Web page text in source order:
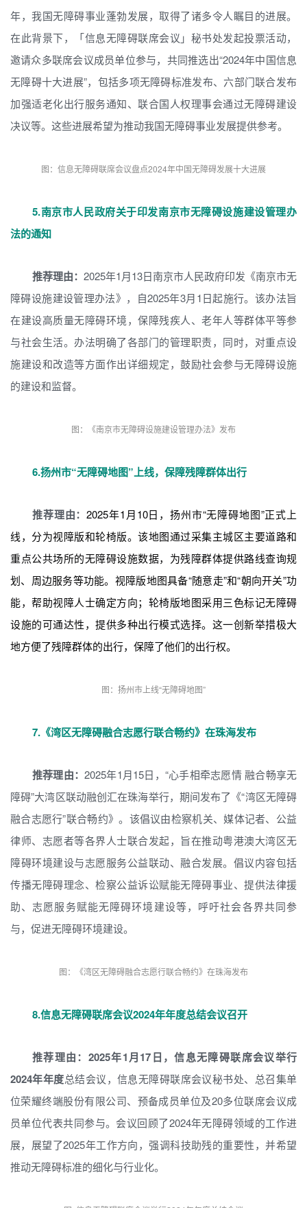
年，我国无障碍事业蓬勃发展，取得了诸多令人瞩目的进展。
在此背景下，「信息无障碍联席会议」秘书处发起投票活动，
邀请众多联席会议成员单位参与，共同推选出“2024年中国信息
无障碍十大进展”，包括多项无障碍标准发布、六部门联合发布
加强适老化出行服务通知、联合国人权理事会通过无障碍建设
决议等。这些进展希望为推动我国无障碍事业发展提供参考。
图：信息无障碍联席会议盘点2024年中国无障碍发展十大进展
5.南京市人民政府关于印发南京市无障碍设施建设管理办
法的通知
推荐理由： 2025年1月13日南京市人民政府印发《南京市无
障碍设施建设管理办法》，自2025年3月1日起施行。该办法旨
在建设高质量无障碍环境，保障残疾人、老年人等群体平等参
与社会生活。办法明确了各部门的管理职责，同时，对重点设
施建设和改造等方面作出详细规定，鼓励社会参与无障碍设施
的建设和监督。
图：《南京市无障碍设施建设管理办法》发布
6.扬州市“无障碍地图”上线，保障残障群体出行
推荐理由：2025年1月10日，扬州市“无障碍地图”正式上
线，分为视障版和轮椅版。该地图通过采集主城区主要道路和
重点公共场所的无障碍设施数据，为残障群体提供路线查询规
划、周边服务等功能。视障版地图具备“随意走”和“朝向开关”功
能，帮助视障人士确定方向；轮椅版地图采用三色标记无障碍
设施的可通达性，提供多种出行模式选择。这一创新举措极大
地方便了残障群体的出行，保障了他们的出行权。
图：扬州市上线“无障碍地图”
7. 《湾区无障碍融合志愿行联合畅约》在珠海发布
推荐理由：2025年1月15日，“心手相牵志愿情 融合畅享无
障碍”大湾区联动融创汇在珠海举行，期间发布了《“湾区无障碍
融合志愿行”联合畅约》。该倡议由检察机关、媒体记者、公益
律师、志愿者等各界人士联合发起，旨在推动粤港澳大湾区无
障碍环境建设与志愿服务公益联动、融合发展。倡议内容包括
传播无障碍理念、检察公益诉讼赋能无障碍事业、提供法律援
助、志愿服务赋能无障碍环境建设等，呼吁社会各界共同参
与，促进无障碍环境建设。
图：《湾区无障碍融合志愿行联合畅约》在珠海发布
8.信息无障碍联席会议2024年年度总结会议召开
推荐理由：2025年1月17日，信息无障碍联席会议举行
2024年年度总结会议，信息无障碍联席会议秘书处、总召集单
位荣耀终端股份有限公司、预备成员单位及20多位联席会议成
员单位代表共同参与。会议回顾了2024年无障碍领域的工作进
展，展望了2025年工作方向，强调科技助残的重要性，并希望
推动无障碍标准的细化与行业化。